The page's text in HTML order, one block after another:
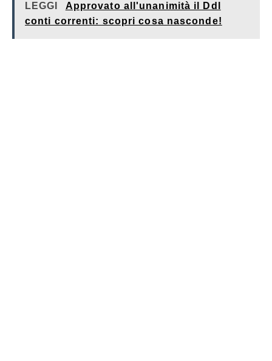
LEGGI
Approvato all'unanimità il Ddl
conti correnti: scopri cosa nasconde!